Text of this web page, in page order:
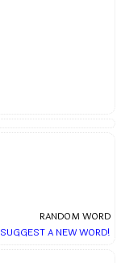
RANDOM WORD
SUGGEST A NEW WORD!